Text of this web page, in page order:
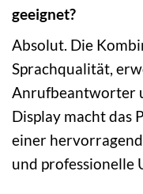
geeignet?
Absolut. Die
Sprachqualität,
Anrufbeantworter
Display macht das
einer
und professionelle